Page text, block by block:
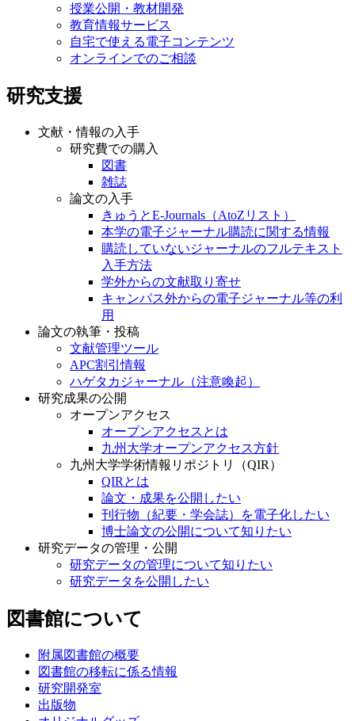
授業公開・教材開発
教育情報サービス
自宅で使える電子コンテンツ
オンラインでのご相談
研究支援
文献・情報の入手
研究費での購入
図書
雑誌
論文の入手
きゅうとE-Journals（AtoZリスト）
本学の電子ジャーナル購読に関する情報
購読していないジャーナルのフルテキスト
入手方法
学外からの文献取り寄せ
キャンパス外からの電子ジャーナル等の利
用
論文の執筆・投稿
文献管理ツール
APC割引情報
ハゲタカジャーナル（注意喚起）
研究成果の公開
オープンアクセス
オープンアクセスとは
九州大学オープンアクセス方針
九州大学学術情報リポジトリ（QIR）
QIRとは
論文・成果を公開したい
刊行物（紀要・学会誌）を電子化したい
博士論文の公開について知りたい
研究データの管理・公開
研究データの管理について知りたい
研究データを公開したい
図書館について
附属図書館の概要
図書館の移転に係る情報
研究開発室
出版物